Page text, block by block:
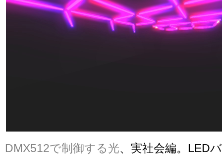
DMX512で制御する光、実社会編。LED